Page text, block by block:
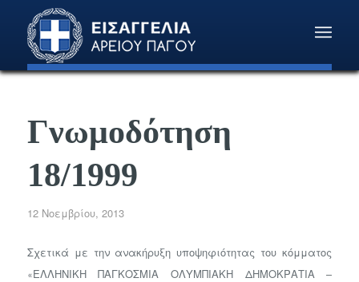
Γνωμοδότηση
18/1999
12 Νοεμβρίου, 2013
Σχετικά με την ανακήρυξη υποψηφιότητας του κόμματος
«ΕΛΛΗΝΙΚΗ ΠΑΓΚΟΣΜΙΑ ΟΛΥΜΠΙΑΚΗ ΔΗΜΟΚΡΑΤΙΑ –